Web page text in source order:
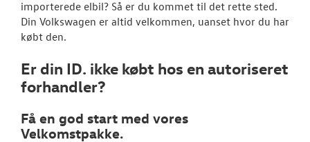
Koncepter og
importerede elbil? Så er du kommet til det rette sted.
Din Volkswagen er altid velkommen, uanset hvor du har
købt den.
Er din ID. ikke købt hos en autoriseret
forhandler?
Få en god start med vores
Velkomstpakke.